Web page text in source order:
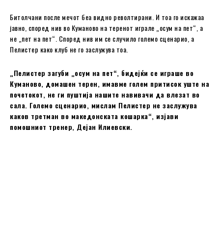
Битолчани после мечот беа видно револтирани. И тоа го искажаа
јавно, според нив во Куманово на теренот играле „осум на пет“, а
не „пет на пет“. Според нив им се случило големо сценарио, а
Пелистер како клуб не го заслужува тоа.
„Пелистер загуби „осум на пет“, бидејќи се играше во
Куманово, домашен терен, имавме голем притисок уште на
почетокот, не ги пуштија нашите навивачи да влезат во
сала. Големо сценарио, мислам Пелистер не заслужува
каков третман во македонската кошарка“, изјави
помошниот тренер, Дејан Илиевски.